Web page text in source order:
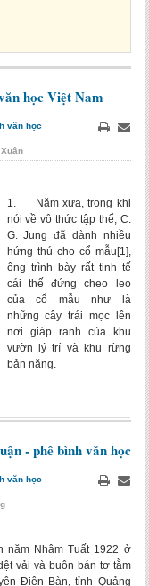
học Việt Nam
văn học
Email
1. Năm xưa, trong khi
nói về vô thức tập thể, C.
G. Jung đã dành nhiều
hứng thú cho cổ mẫu[1],
ông trình bày rất tinh tế
cái thế đứng cheo leo
của cổ mẫu như là
những cây trái mọc lên
nơi giáp ranh của khu
vườn lý trí và khu rừng
bản năng.
- phê bình văn học
văn học
Email
năm Nhâm Tuất 1922 ở
vải và buôn bán tơ tằm
Điện Bàn, tỉnh Quảng